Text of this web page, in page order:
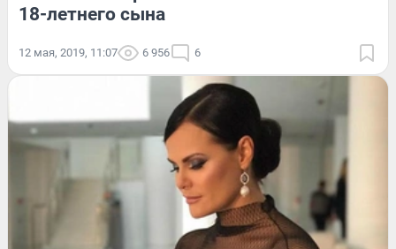
18-летнего сына
12 мая, 2019, 11:07 6 956 6